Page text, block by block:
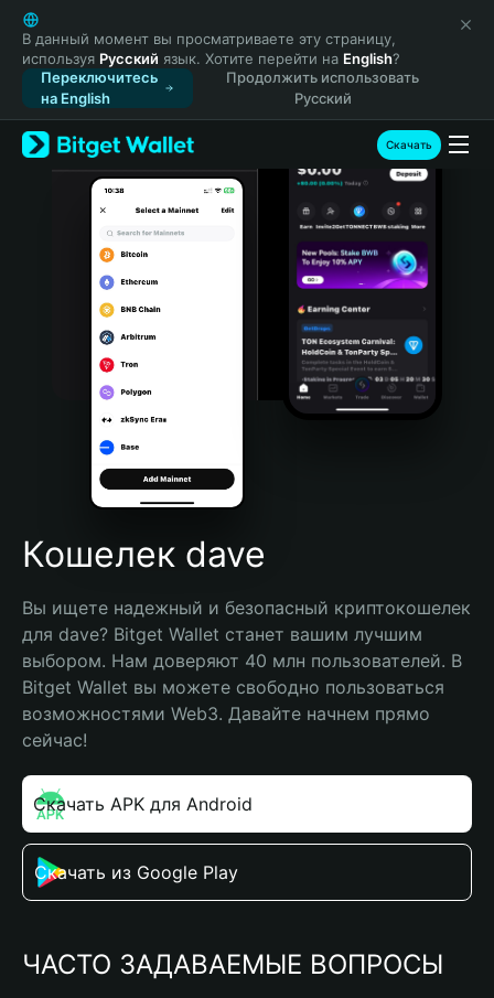
English
日本語
Tiếng Việt
Русский
Español (Latinoamérica)
Türkçe
Italiano
Português (Portugal)
Bahasa Indonesia
Português (Brasil)
Español (Argentina)
В данный момент вы просматриваете эту страницу,
используя Русский язык. Хотите перейти на English?
Переключитесь
на English
Продолжить использовать
Русский
Скачать
Кошелек dave
Вы ищете надежный и безопасный криптокошелек
для dave? Bitget Wallet станет вашим лучшим
выбором. Нам доверяют 40 млн пользователей. В
Bitget Wallet вы можете свободно пользоваться
возможностями Web3. Давайте начнем прямо
сейчас!
Скачать APK для Android
Скачать из Google Play
ЧАСТО ЗАДАВАЕМЫЕ ВОПРОСЫ